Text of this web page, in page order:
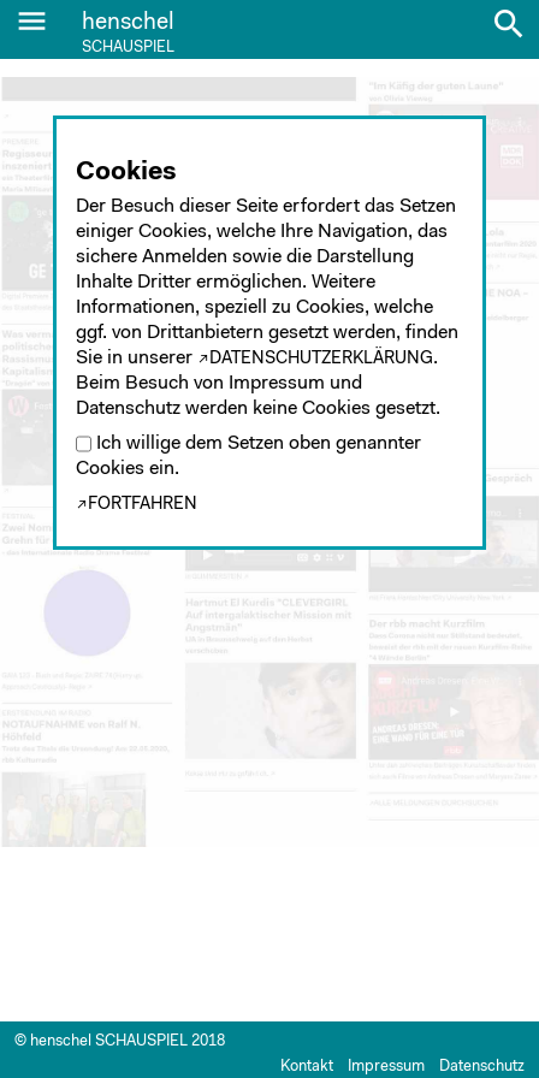
menu henschel
SCHAUSPIEL
search
Cookies
Der Besuch dieser Seite erfordert das Setzen
einiger Cookies, welche Ihre Navigation, das
sichere Anmelden sowie die Darstellung
Inhalte Dritter ermöglichen. Weitere
Informationen, speziell zu Cookies, welche
ggf. von Drittanbietern gesetzt werden, finden
Sie in unserer
DATENSCHUTZERKLÄRUNG.
Beim Besuch von Impressum und
Datenschutz werden keine Cookies gesetzt.
Ich willige dem Setzen oben genannter
Cookies ein.
FORTFAHREN
© henschel SCHAUSPIEL 2018
Kontakt
Impressum Datenschutz